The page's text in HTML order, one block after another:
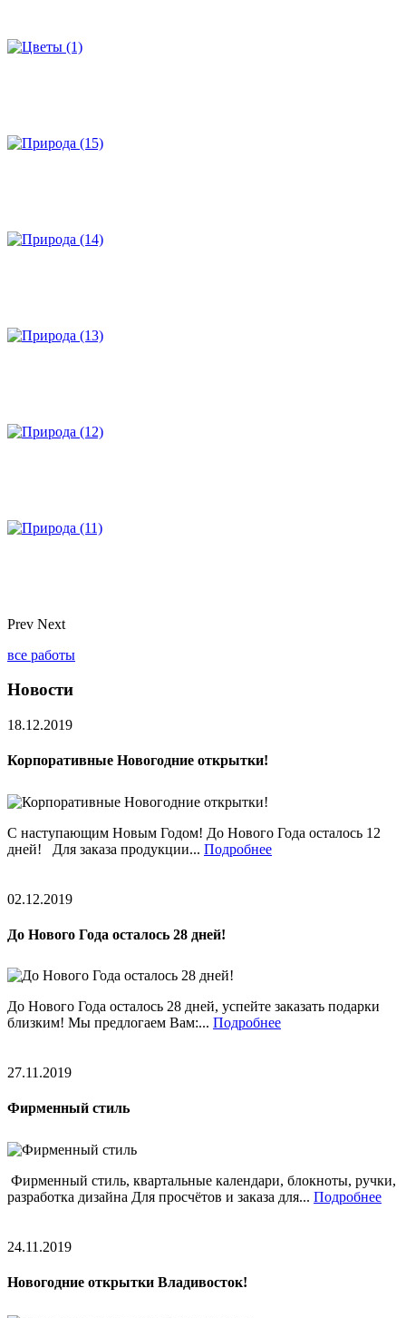
Prev Next
все работы
Новости
18.12.2019
Корпоративные Новогодние открытки!
С наступающим Новым Годом! До Нового Года осталось 12
дней! Для заказа продукции... Подробнее
02.12.2019
До Нового Года осталось 28 дней!
До Нового Года осталось 28 дней, успейте заказать подарки
близким! Мы предлогаем Вам:... Подробнее
27.11.2019
Фирменный стиль
Фирменный стиль, квартальные календари, блокноты, ручки,
разработка дизайна Для просчётов и заказа для... Подробнее
24.11.2019
Новогодние открытки Владивосток!